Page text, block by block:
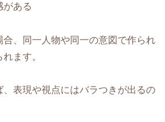
がある
合、同一人物や同一の意図で作られ
ます。
、表現や視点にはバラつきが出るの